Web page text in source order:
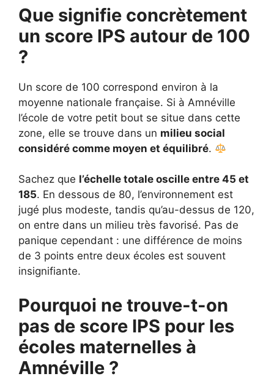
Que signifie concrètement
un score IPS autour de 100
?
Un score de 100 correspond environ à la
moyenne nationale française. Si à Amnéville
l’école de votre petit bout se situe dans cette
zone, elle se trouve dans un milieu social
considéré comme moyen et équilibré.
Sachez que l’échelle totale oscille entre 45 et
185. En dessous de 80, l’environnement est
jugé plus modeste, tandis qu’au-dessus de 120,
on entre dans un milieu très favorisé. Pas de
panique cependant : une différence de moins
de 3 points entre deux écoles est souvent
insignifiante.
Pourquoi ne trouve-t-on
pas de score IPS pour les
écoles maternelles à
Amnéville ?